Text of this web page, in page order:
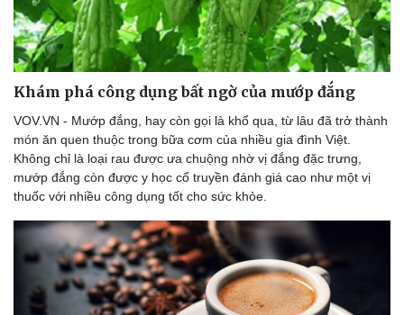
Khám phá công dụng bất ngờ của mướp đắng
VOV.VN - Mướp đắng, hay còn gọi là khổ qua, từ lâu đã trở thành
món ăn quen thuộc trong bữa cơm của nhiều gia đình Việt.
Không chỉ là loại rau được ưa chuộng nhờ vị đắng đặc trưng,
mướp đắng còn được y học cổ truyền đánh giá cao như một vị
thuốc với nhiều công dụng tốt cho sức khỏe.